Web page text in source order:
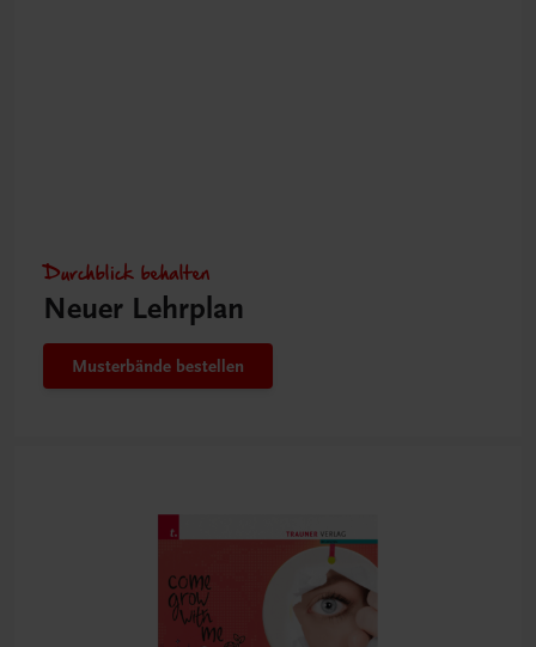
Durchblick behalten
Neuer Lehrplan
Musterbände bestellen